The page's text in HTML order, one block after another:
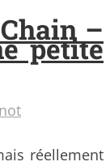
–
petite
réellement